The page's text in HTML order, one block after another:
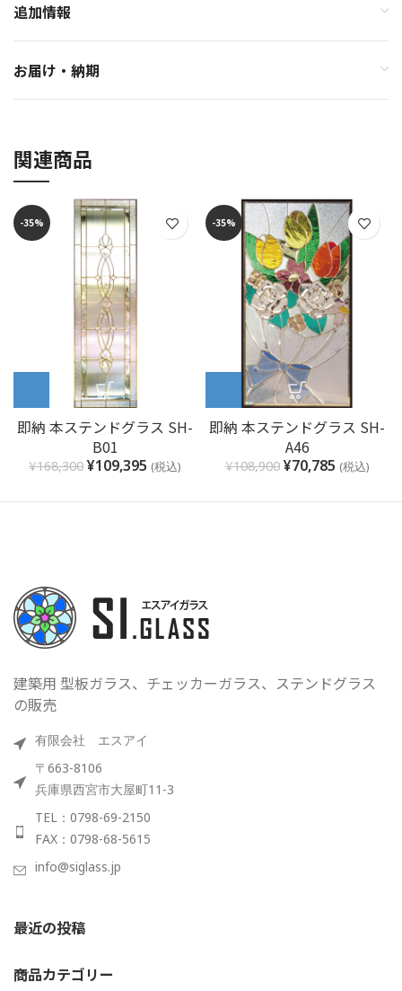
追加情報
お届け・納期
関連商品
-35%
即納 本ステンドグラス SH-
B01
¥168,300¥109,395 (税込)
-35%
即納 本ステンドグラス SH-
A46
¥108,900¥70,785 (税込)
建築用 型板ガラス、チェッカーガラス、ステンドグラス
の販売
有限会社 エスアイ
〒663-8106
兵庫県西宮市大屋町11-3
TEL：0798-69-2150
FAX：0798-68-5615
info@siglass.jp
最近の投稿
商品カテゴリー